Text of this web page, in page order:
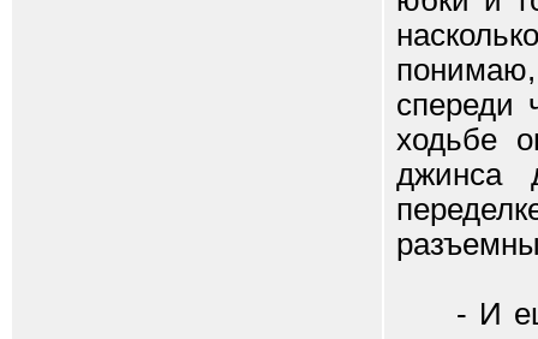
спереди
ходьбе
джинса
- И еще,